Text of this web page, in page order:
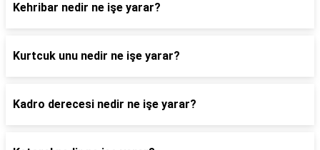
Kehribar nedir ne işe yarar?
Kurtcuk unu nedir ne işe yarar?
Kadro derecesi nedir ne işe yarar?